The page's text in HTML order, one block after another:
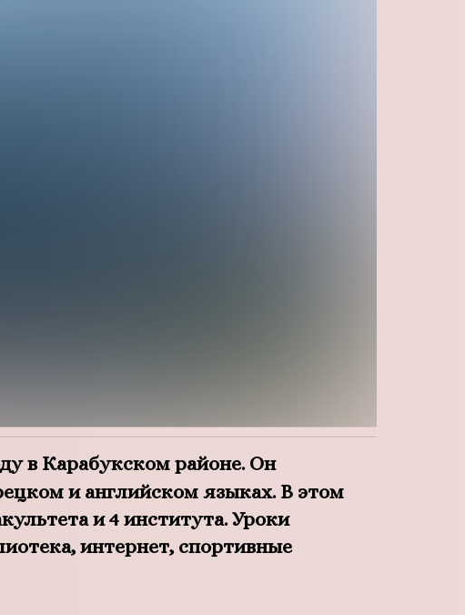
в Карабукском районе. Он
и английском языках. В этом
и 4 института. Уроки
интернет, спортивные